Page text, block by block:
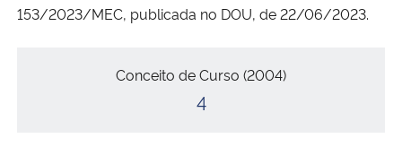
153/2023/MEC, publicada no DOU, de 22/06/2023.
Conceito de Curso (2004)
4